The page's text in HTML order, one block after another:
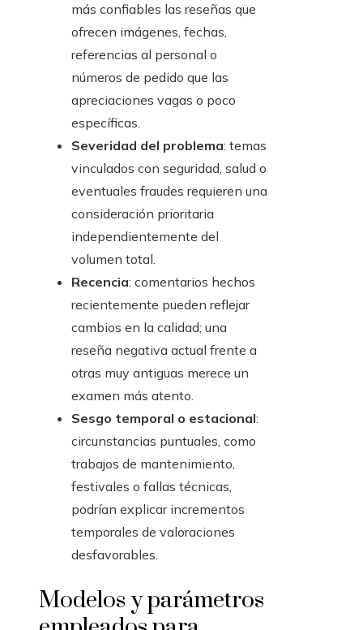
más confiables las reseñas que
ofrecen imágenes, fechas,
referencias al personal o
números de pedido que las
apreciaciones vagas o poco
específicas.
Severidad del problema: temas
vinculados con seguridad, salud o
eventuales fraudes requieren una
consideración prioritaria
independientemente del
volumen total.
Recencia: comentarios hechos
recientemente pueden reflejar
cambios en la calidad; una
reseña negativa actual frente a
otras muy antiguas merece un
examen más atento.
Sesgo temporal o estacional:
circunstancias puntuales, como
trabajos de mantenimiento,
festivales o fallas técnicas,
podrían explicar incrementos
temporales de valoraciones
desfavorables.
Modelos y parámetros